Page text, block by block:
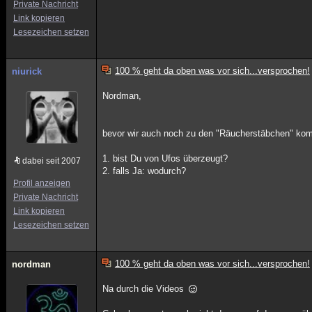
Private Nachricht
Link kopieren
Lesezeichen setzen
niurick
dabei seit 2007
Profil anzeigen
Private Nachricht
Link kopieren
Lesezeichen setzen
100 % geht da oben was vor sich...versprochen!
Nordman,
bevor wir auch noch zu den "Räucherstäbchen"
1. bist Du von Ufos überzeugt?
2. falls Ja: wodurch?
nordman 100 % geht da oben was vor sich...versprochen!
Na durch die Videos